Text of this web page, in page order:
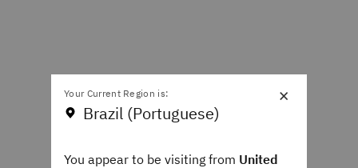
×
Your Current Region is:
Brazil (Portuguese)
You appear to be visiting from United